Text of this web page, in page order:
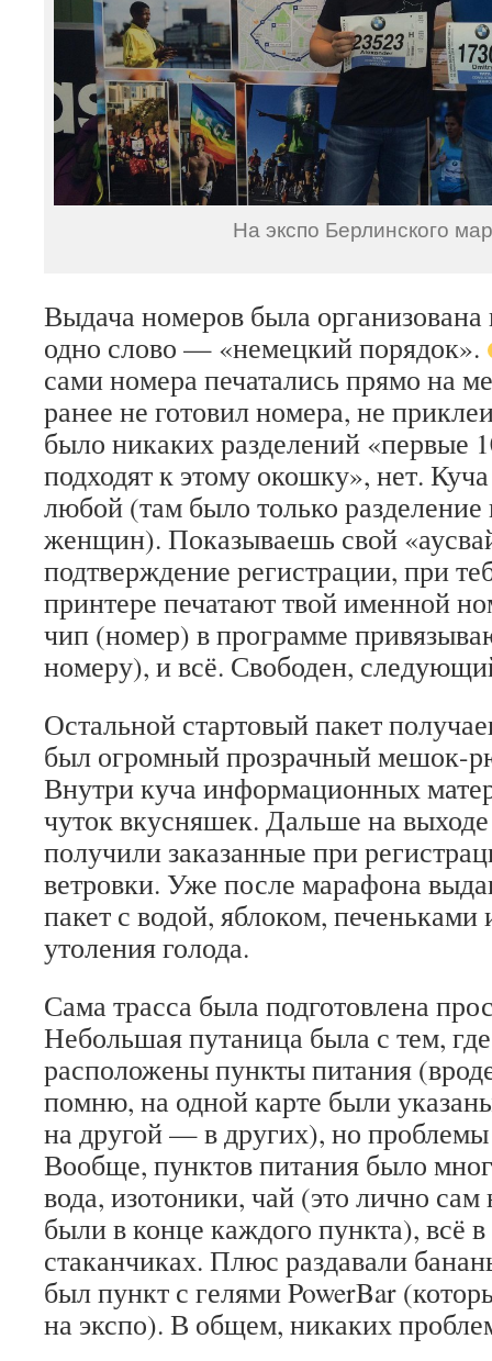
На экспо Берлинского
Выдача номеров была организована
одно слово — «немецкий порядок».
сами номера печатались прямо на
ранее не готовил номера, не
было никаких разделений «первые
подходят к этому окошку», нет.
любой (там было только
женщин). Показываешь свой
подтверждение регистрации, при
принтере печатают твой именной
чип (номер) в программе
номеру), и всё. Свободен,
Остальной стартовый пакет
был огромный прозрачный мешок-
Внутри куча информационных
чуток вкусняшек. Дальше на
получили заказанные при
ветровки. Уже после марафона
пакет с водой, яблоком,
утоления голода.
Сама трасса была подготовлена
Небольшая путаница была с тем,
расположены пункты питания
помню, на одной карте были
на другой — в других), но проблемы
Вообще, пунктов питания было
вода, изотоники, чай (это лично сам
были в конце каждого пункта), всё
стаканчиках. Плюс раздавали
был пункт с гелями PowerBar
на экспо). В общем, никаких